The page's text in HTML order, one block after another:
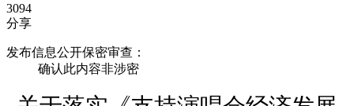
3094
分享
发布信息公开保密审查：
确认此内容非涉密